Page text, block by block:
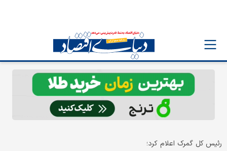
رئیس کل گمرک اعلام کرد؛